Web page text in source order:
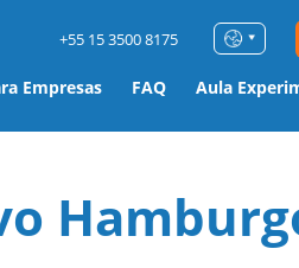
Empresas FAQ Aula
+55 15 3500 8175